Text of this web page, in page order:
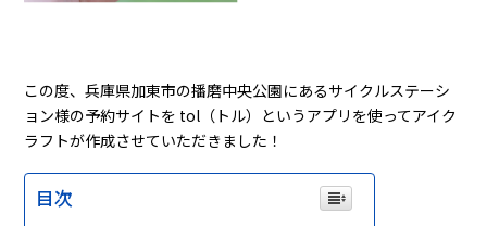
この度、兵庫県加東市の播磨中央公園にあるサイクルステーシ
ョン様の予約サイトを tol（トル）というアプリを使ってアイク
ラフトが作成させていただきました！
目次